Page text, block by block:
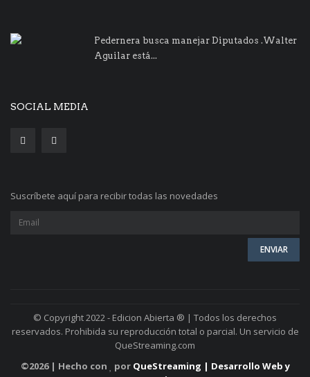
Pedernera busca manejar Diputados .Walter
Aguilar está...
SOCIAL MEDIA
Suscríbete aquí para recibir todas las novedades
© Copyright 2022 - Edicion Abierta ® | Todos los derechos
reservados. Prohibida su reproducción total o parcial. Un servicio de
QueStreaming.com
©2026 | Hecho con por QueStreaming | Desarrollo Web y